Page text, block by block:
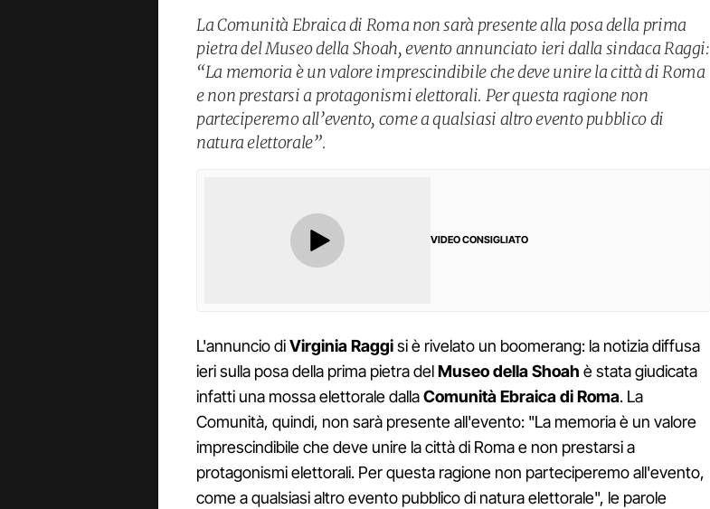
La Comunità Ebraica di Roma non sarà presente alla posa della prima
pietra del Museo della Shoah, evento annunciato ieri dalla sindaca Raggi:
“La memoria è un valore imprescindibile che deve unire la città di Roma
e non prestarsi a protagonismi elettorali. Per questa ragione non
parteciperemo all’evento, come a qualsiasi altro evento pubblico di
natura elettorale”.
VIDEO CONSIGLIATO
L'annuncio diVirginia Raggisi è rivelato un boomerang: la notizia diffusa
ieri sulla posa della prima pietra delMuseo della Shoah è stata giudicata
infatti una mossa elettorale dallaComunità Ebraica di Roma. La
Comunità, quindi, non sarà presente all'evento: "La memoria è un valore
imprescindibile che deve unire la città di Roma e non prestarsi a
protagonismi elettorali. Per questa ragione non parteciperemo all'evento,
come a qualsiasi altro evento pubblico di natura elettorale", le parole